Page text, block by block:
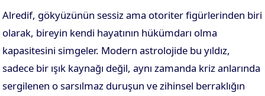
Alredif, gökyüzünün sessiz ama otoriter figürlerinden biri
olarak, bireyin kendi hayatının hükümdarı olma
kapasitesini simgeler. Modern astrolojide bu yıldız,
sadece bir ışık kaynağı değil, aynı zamanda kriz anlarında
sergilenen o sarsılmaz duruşun ve zihinsel berraklığın